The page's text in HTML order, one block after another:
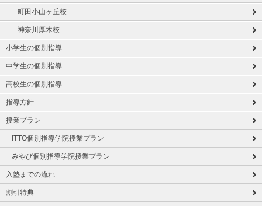
町田小山ヶ丘校
神奈川厚木校
小学生の個別指導
中学生の個別指導
高校生の個別指導
指導方針
授業プラン
ITTO個別指導学院授業プラン
みやび個別指導学院授業プラン
入塾までの流れ
割引特典